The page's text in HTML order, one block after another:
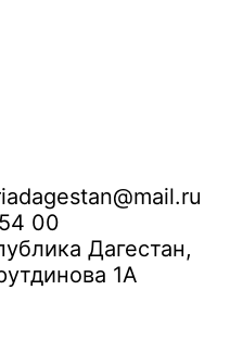
00
Дагестан,
1А